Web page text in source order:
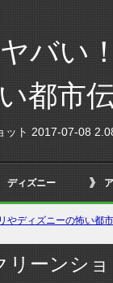
バい
都市
ット 2017-07-08
ディズニー
やディズニーの怖い都
リーンシ